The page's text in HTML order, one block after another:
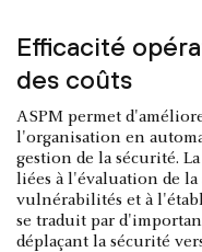
Efficacité
des coûts
ASPM permet
l'organisation en
gestion de la sécurité.
liées à l'évaluation de la
vulnérabilités et à
se traduit par
déplaçant la sécurité